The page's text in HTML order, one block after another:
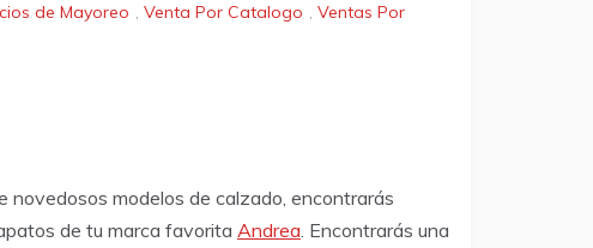
de Mayoreo , Venta Por Catalogo , Ventas Por
novedosos modelos de calzado, encontrarás
de tu marca favorita Andrea . Encontrarás una